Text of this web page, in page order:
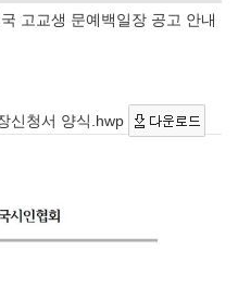
고교생 문예백일장 공고 안내
신청서 양식.hwp